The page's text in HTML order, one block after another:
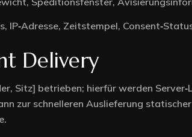
IP‑Adresse, Zeitstempel,
Delivery
Sitz] betrieben; hierfür werden
zur schnelleren Auslieferung